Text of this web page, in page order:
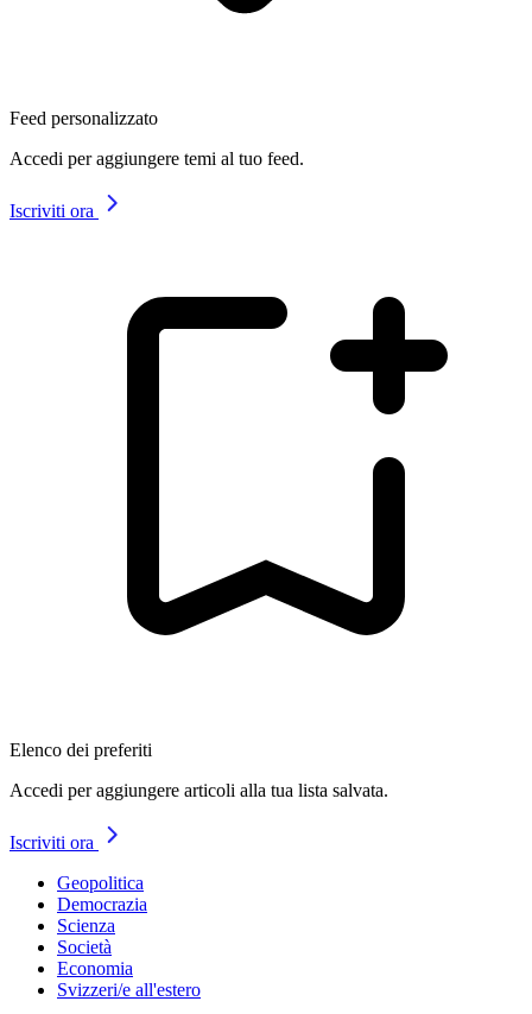
Feed personalizzato
Accedi per aggiungere temi al tuo feed.
Iscriviti ora
Elenco dei preferiti
Accedi per aggiungere articoli alla tua lista salvata.
Iscriviti ora
Geopolitica
Democrazia
Scienza
Società
Economia
Svizzeri/e all'estero